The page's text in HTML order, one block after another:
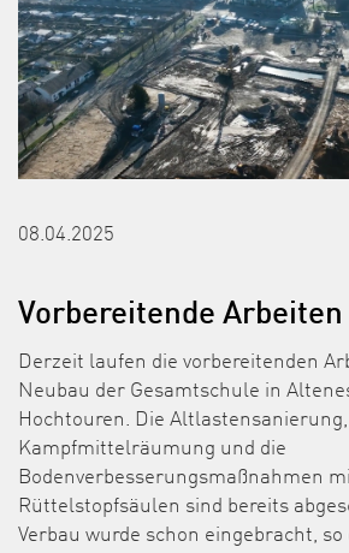
08.04.2025
Vorbereitende Arbeiten
Derzeit laufen die vorbereitenden
Neubau der Gesamtschule in
Hochtouren. Die Altlastensanierung,
Kampfmittelräumung und die
Bodenverbesserungsmaßnahmen
Rüttelstopfsäulen sind bereits
Verbau wurde schon eingebracht, so